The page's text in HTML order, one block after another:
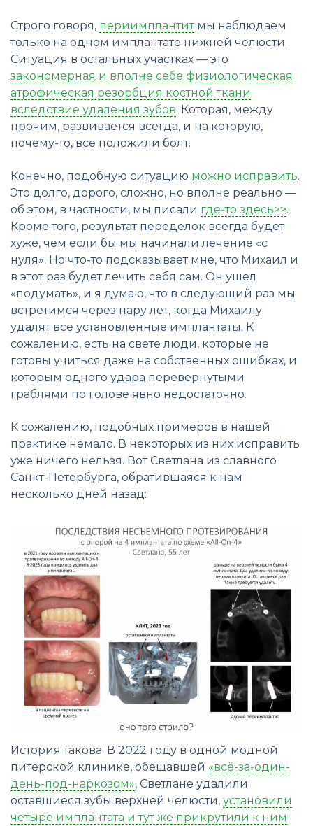
Строго говоря, периимплантитмы наблюдаем
только на одном имплантате нижней челюсти.
Ситуация в остальных участках — это
закономерная и вполне себе физиологическая
атрофическая резорбция костной ткани
вследствие удаления зубов. Которая, между
прочим, развивается всегда, и на которую,
почему-то, все положили болт.
Конечно, подобную ситуацию можно исправить.
Это долго, дорого, сложно, но вполне реально —
об этом, в частности, мы писали где-то здесь>>.
Кроме того, результат переделок всегда будет
хуже, чем если бы мы начинали лечение «с
нуля». Но что-то подсказывает мне, что Михаил и
в этот раз будет лечить себя сам. Он ушел
«подумать», и я думаю, что в следующий раз мы
встретимся через пару лет, когда Михаилу
удалят все установленные имплантаты. К
сожалению, есть на свете люди, которые не
готовы учиться даже на собственных ошибках, и
которым одного удара перевернутыми
граблями по голове явно недостаточно.
К сожалению, подобных примеров в нашей
практике немало. В некоторых из них исправить
уже ничего нельзя. Вот Светлана из славного
Санкт-Петербурга, обратившаяся к нам
несколько дней назад:
История такова. В 2022 году в одной модной
питерской клинике, обещавшей «всё-за-один-
день-под-наркозом», Светлане удалили
оставшиеся зубы верхней челюсти, установили
четыре имплантата и тут же прикрутили к ним